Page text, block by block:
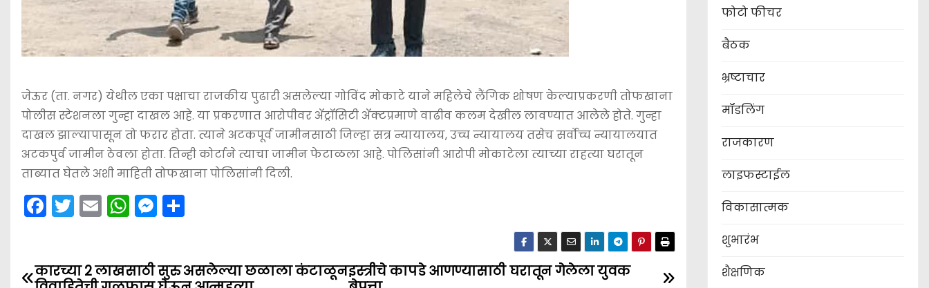
जेऊर (ता. नगर) येथील एका पक्षाचा राजकीय पुढारी असलेल्या गोविंद मोकाटे याने महिलेचे लैंगिक शोषण केल्याप्रकरणी तोफखाना
पोलीस स्टेशनला गुन्हा दाखल आहे. या प्रकरणात आरोपीवर अ‍ॅट्रॉसिटी अ‍ॅक्टप्रमाणे वाढीव कलम देखील लावण्यात आलेले होते. गुन्हा
दाखल झाल्यापासून तो फरार होता. त्याने अटकपूर्व जामीनसाठी जिल्हा सत्र न्यायालय, उच्च न्यायालय तसेच सर्वोच्च न्यायालयात
अटकपुर्व जामीन ठेवला होता. तिन्ही कोर्टाने त्याचा जामीन फेटाळला आहे. पोलिसांनी आरोपी मोकाटेला त्याच्या राहत्या घरातून
ताब्यात घेतले अशी माहिती तोफखाना पोलिसांनी दिली.
F
a
e
T
w
er
E
m
l
W
h
ts
M
e
s e
P
इस्त्रीचे कापडे आणण्यासाठी घरातून गेलेला युवक
कारच्या 2 लाखसाठी सुरु असलेल्या छळाला कंटाळून
फोटो फीचर
बैठक
भ्रष्टाचार
मॉडलिंग
राजकारण
लाइफस्टाईल
विकासात्मक
शुभारंभ
शैक्षणिक